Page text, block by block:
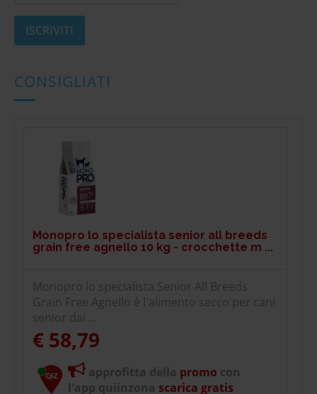
CONSIGLIATI
Monopro lo specialista senior all breeds
grain free agnello 10 kg - crocchette m ...
Monopro lo specialista Senior All Breeds
Grain Free Agnello è l'alimento secco per cani
senior dai ...
€ 58,79
approfitta della promo con
l'app quiinzona scarica gratis